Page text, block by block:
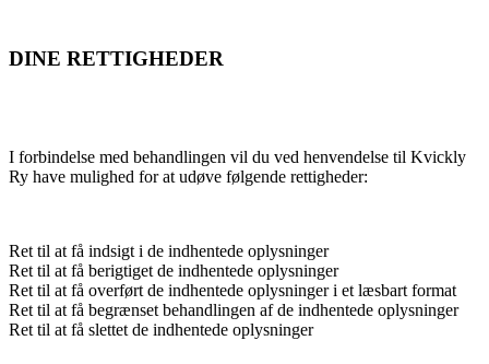
DINE RETTIGHEDER
I forbindelse med behandlingen vil du ved henvendelse til Kvickly
Ry have mulighed for at udøve følgende rettigheder:
Ret til at få indsigt i de indhentede oplysninger
Ret til at få berigtiget de indhentede oplysninger
Ret til at få overført de indhentede oplysninger i et læsbart format
Ret til at få begrænset behandlingen af de indhentede oplysninger
Ret til at få slettet de indhentede oplysninger